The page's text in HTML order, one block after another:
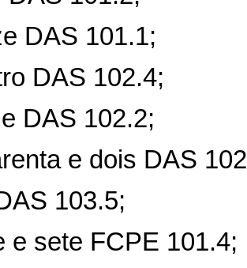
DAS 101.1;
DAS 102.4;
DAS 102.2;
e dois DAS
103.5;
e sete FCPE 101.4;